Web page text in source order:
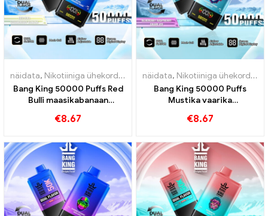
näidata, Nikotiiniga ühekordne e-sigaret ,Ühekordsed e-sigaretid
Bang King 50000 Puffs Red
Bulli maasikabanaan
€8.67
näidata, Nikotiiniga ühekordne e-sigaret
Bang King 50000 Puffs
Mustika vaarika
naudinguks
€8.67